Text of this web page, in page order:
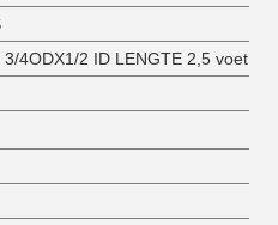
4ODX1/2 ID LENGTE 2,5 voet